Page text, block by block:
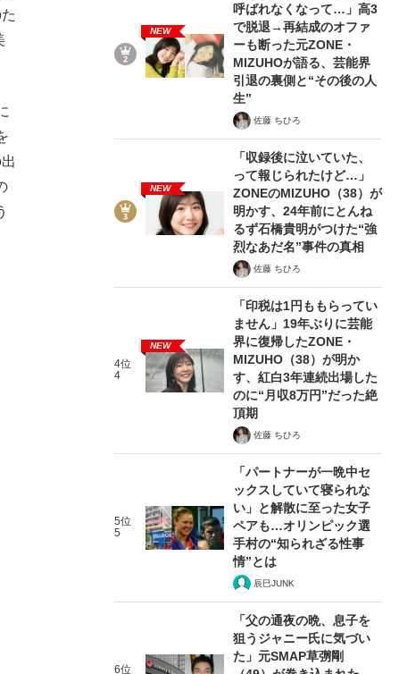
NEW
呼ばれなくなって…」高3
で脱退→再結成のオファ
ーも断った元ZONE・
MIZUHOが語る、芸能界
引退の裏側と“その後の人
生”
佐藤 ちひろ
NEW
「収録後に泣いていた、
って報じられたけど…」
ZONEのMIZUHO（38）が
明かす、24年前にとんね
るず石橋貴明がつけた“強
烈なあだ名”事件の真相
佐藤 ちひろ
4位
4
NEW
「印税は1円ももらってい
ません」19年ぶりに芸能
界に復帰したZONE・
MIZUHO（38）が明か
す、紅白3年連続出場した
のに“月収8万円”だった絶
頂期
佐藤 ちひろ
5位
5
「パートナーが一晩中セ
ックスしていて寝られな
い」と解散に至った女子
ペアも…オリンピック選
手村の“知られざる性事
情”とは
辰巳JUNK
6位
「父の通夜の晩、息子を
狙うジャニー氏に気づい
た」元SMAP草彅剛